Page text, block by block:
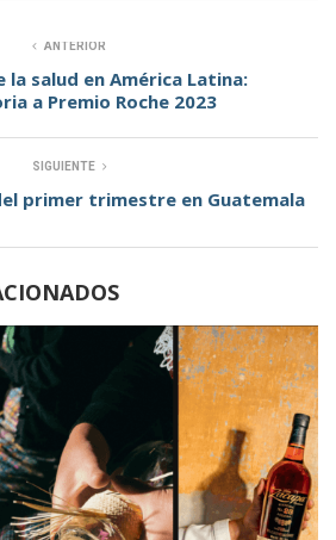
ANTERIOR
la salud en América Latina:
a Premio Roche 2023
SIGUIENTE
primer trimestre en Guatemala